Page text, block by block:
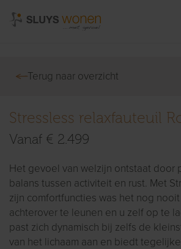
Terug naar overzicht
Stressless relaxfauteuil
Vanaf € 2.499
Het gevoel van welzijn ontstaat door
balans tussen activiteit en rust. Met
zijn comfortfuncties was het nog
achterover te leunen en u zelf op te
past zich dynamisch bij zelfs de
van het lichaam aan en biedt